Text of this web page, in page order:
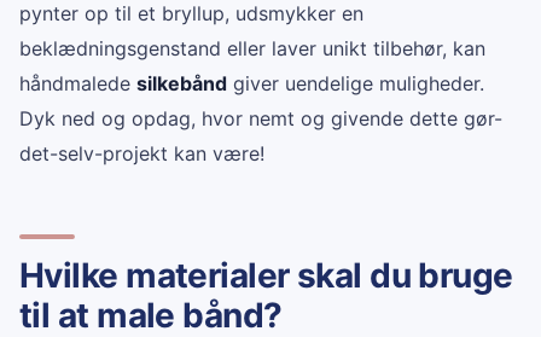
pynter op til et bryllup, udsmykker en
beklædningsgenstand eller laver unikt tilbehør, kan
håndmalede silkebånd giver uendelige muligheder.
Dyk ned og opdag, hvor nemt og givende dette gør-
det-selv-projekt kan være!
Hvilke materialer skal du bruge
til at male bånd?